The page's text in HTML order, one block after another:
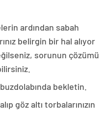
ardından sabah
belirgin bir hal alıyor
sorunun çözümü
bekletin.
göz altı torbalarınızın